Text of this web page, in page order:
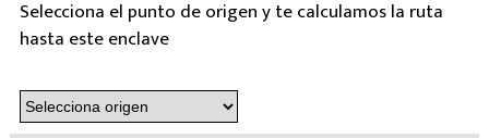
Selecciona el punto de origen y te calculamos la ruta
hasta este enclave